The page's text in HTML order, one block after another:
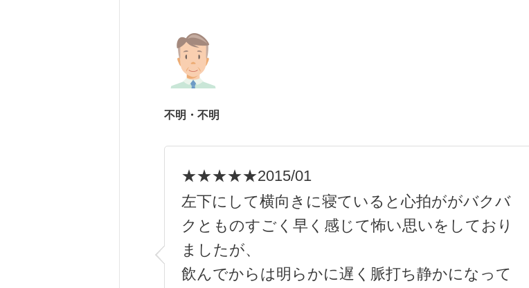
不明・不明
★★★★★2015/01
左下にして横向きに寝ていると心拍ががバクバ
クとものすごく早く感じて怖い思いをしており
ましたが、
飲んでからは明らかに遅く脈打ち静かになって